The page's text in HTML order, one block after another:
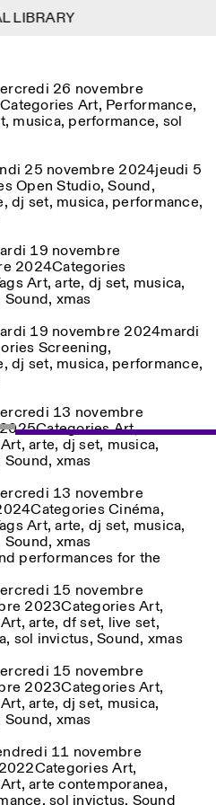
EN IT DE
FR
pour recevoir
Vimeo
Villa Maraini
Via Ludovisi 48
roma@istitutosvizzero.it
Par transport public: Istituto
09:00–13:30, 14:30–18:00
Atlas Studios
Mercredi/Vendredi:
14h30–18h30
18h30
Seulement sur rendez-vous
(italien, anglais)
Pour réservations:
visite@istitutosvizzero.it
Animaux non admis
Reset
All Milan
All
Art
Présentation livre
> 1
26 novembre
Categories Art, Performance,
, musica, performance, sol
25 novembre 2024jeudi 5
Open Studio,Sound,
, dj set, musica, performance,
19 novembre
2024Categories
Art,arte, dj set, musica,
Sound, xmas
19 novembre 2024mardi
Screening,
, dj set, musica, performance,
13 novembre
CategoriesArt,
Art, arte, dj set, musica,
Sound, xmas
13 novembre
CategoriesCinéma,
Art,arte, dj set, musica,
Sound, xmas
performances for the
15 novembre
2023CategoriesArt,
Art, arte, df set, live set,
, sol invictus, Sound, xmas
15 novembre
2023CategoriesArt,
Art, arte, dj set, musica,
Sound, xmas
11 novembre
CategoriesArt,
Art, arte contemporanea,
, sol invictus, Sound
innovation in
materials for sustainable
Construction of Tor
ETHZ RFL. © Girts
LIBRARY
LIBRARY